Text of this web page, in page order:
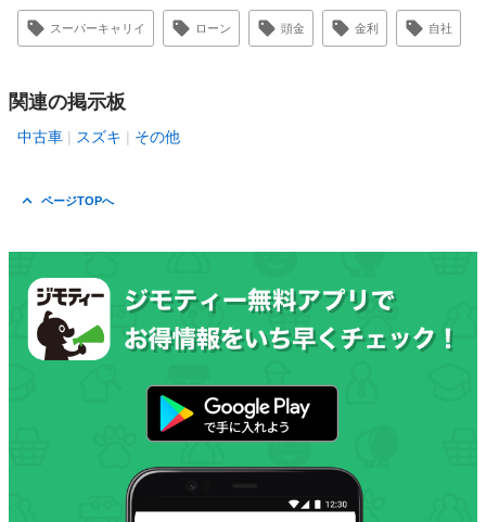
スーパーキャリイ ローン 頭金 金利 自社
関連の掲示板
中古車 スズキ その他
ページTOPへ